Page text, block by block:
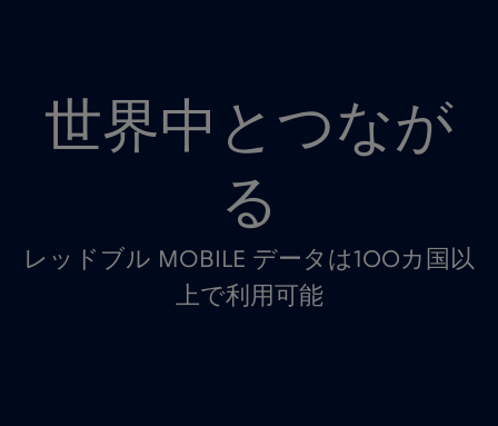
世界中とつなが
る
レッドブル MOBILE データは100カ国以
上で利用可能